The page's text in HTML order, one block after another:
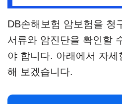
DB손해보험 암보험을 청
서류와 암진단을 확인할
야 합니다. 아래에서 자세
해 보겠습니다.